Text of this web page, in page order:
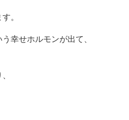
。
幸せホルモンが出て、